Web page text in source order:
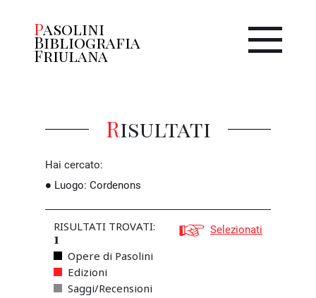
Pasolini
Bibliografia
Friulana
Risultati
Hai cercato:
Luogo: Cordenons
RISULTATI TROVATI:
1
Opere di Pasolini
Edizioni
Saggi/Recensioni
Selezionati